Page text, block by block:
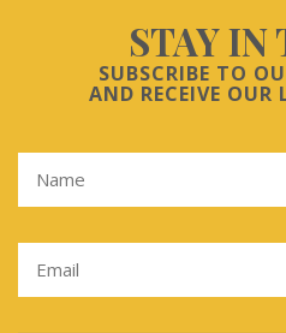
STAY IN
SUBSCRIBE TO
AND RECEIVE OUR